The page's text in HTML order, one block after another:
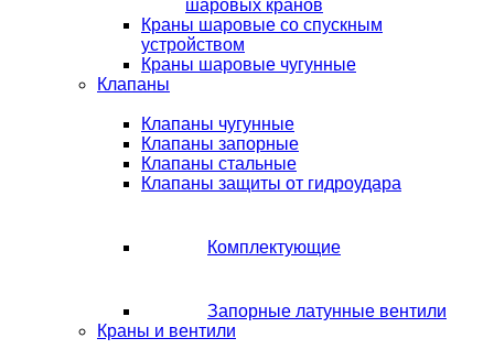
шаровых кранов
Краны шаровые со спускным
устройством
Краны шаровые чугунные
Клапаны
Клапаны чугунные
Клапаны запорные
Клапаны стальные
Клапаны защиты от гидроудара
Комплектующие
Запорные латунные вентили
Краны и вентили